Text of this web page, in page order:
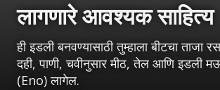
लागणारे आवश्यक साहित्य
ही इडली बनवण्यासाठी तुम्हाला बीटचा ताजा
दही, पाणी, चवीनुसार मीठ, तेल आणि इडली मऊ
(Eno) लागेल.